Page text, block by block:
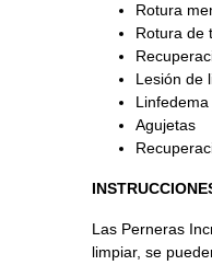
Rotura
Rotura de
Lesión de
Linfedema
Agujetas
Las Perneras
limpiar, se